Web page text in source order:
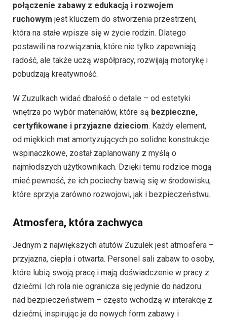
połączenie zabawy z edukacją i rozwojem
ruchowym jest kluczem do stworzenia przestrzeni,
która na stałe wpisze się w życie rodzin. Dlatego
postawili na rozwiązania, które nie tylko zapewniają
radość, ale także uczą współpracy, rozwijają motorykę i
pobudzają kreatywność.
W Zuzulkach widać dbałość o detale – od estetyki
wnętrza po wybór materiałów, które są bezpieczne,
certyfikowane i przyjazne dzieciom. Każdy element,
od miękkich mat amortyzujących po solidne konstrukcje
wspinaczkowe, został zaplanowany z myślą o
najmłodszych użytkownikach. Dzięki temu rodzice mogą
mieć pewność, że ich pociechy bawią się w środowisku,
które sprzyja zarówno rozwojowi, jak i bezpieczeństwu.
Atmosfera, która zachwyca
Jednym z największych atutów Zuzulek jest atmosfera –
przyjazna, ciepła i otwarta. Personel sali zabaw to osoby,
które lubią swoją pracę i mają doświadczenie w pracy z
dziećmi. Ich rola nie ogranicza się jedynie do nadzoru
nad bezpieczeństwem – często wchodzą w interakcję z
dziećmi, inspirując je do nowych form zabawy i